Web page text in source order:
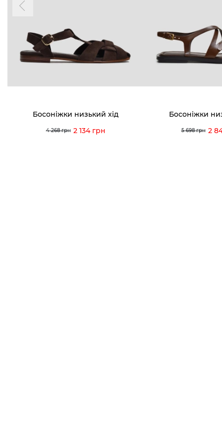
Босоніжки низький хід
4 268 грн 2 134 грн
Босоніжки
5 698 грн 2
Для неї
0 (973)
Viber